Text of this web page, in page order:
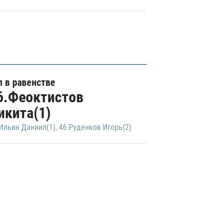
в равенстве
Даниил(1), 46.Руденков Игорь(2)